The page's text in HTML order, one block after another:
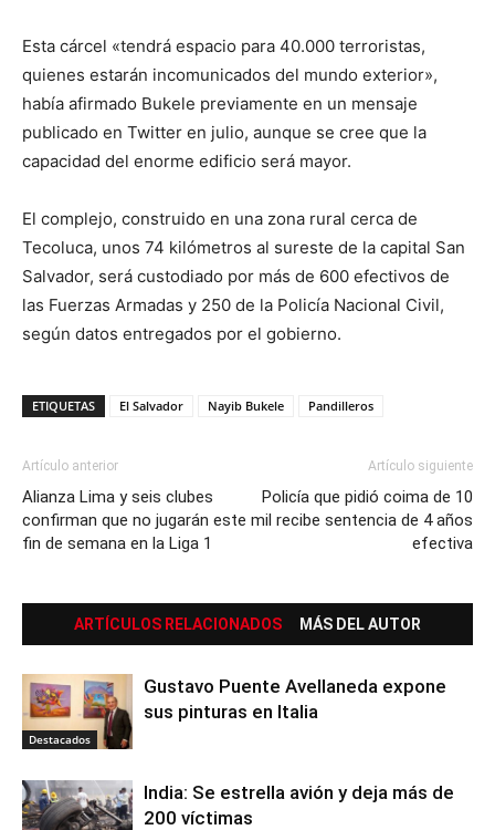
Esta cárcel «tendrá espacio para 40.000 terroristas,
quienes estarán incomunicados del mundo exterior»,
había afirmado Bukele previamente en un mensaje
publicado en Twitter en julio, aunque se cree que la
capacidad del enorme edificio será mayor.
El complejo, construido en una zona rural cerca de
Tecoluca, unos 74 kilómetros al sureste de la capital San
Salvador, será custodiado por más de 600 efectivos de
las Fuerzas Armadas y 250 de la Policía Nacional Civil,
según datos entregados por el gobierno.
ETIQUETAS El Salvador Nayib Bukele Pandilleros
Artículo anterior
Alianza Lima y seis clubes
confirman que no jugarán este
fin de semana en la Liga 1
Artículo siguiente
Policía que pidió coima de 10
mil recibe sentencia de 4 años
efectiva
ARTÍCULOS RELACIONADOS MÁS DEL AUTOR
Destacados
Gustavo Puente Avellaneda expone
sus pinturas en Italia
India: Se estrella avión y deja más de
200 víctimas